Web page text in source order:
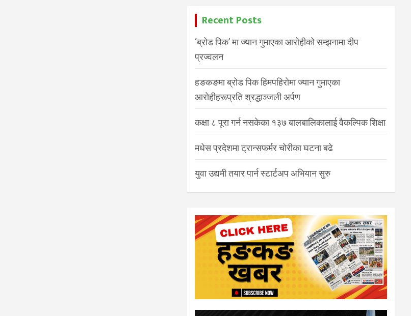
Recent Posts
‘ब्रोड पिक’ मा ज्यान गुमाएका आरोहीको सम्झनामा दीप
प्रज्वलन
हङकङमा ब्रोड पिक हिमपहिरोमा ज्यान गुमाएका
आरोहीहरूप्रति श्रद्धाञ्जली अर्पण
कक्षा ८ पूरा गर्न नसकेका १३७ बालबालिकालाई वैकल्पिक शिक्षा
मधेस प्रदेशमा ट्रान्सफर्मर चोरीका घटना बढे
युवा उद्यमी तयार पार्न स्टार्टअप अभियान सुरु